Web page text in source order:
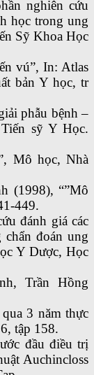
nghiên cứu
học trong ung
Sỹ Khoa Học
vú”, In: Atlas
bản Y học, tr
phẫu bệnh –
sỹ Y Học.
Mô học, Nhà
(1998), “”Mô
449.
đánh giá các
chẩn đoán ung
Y Dược, Học
Trần Hồng
3 năm thực
tập 158.
đầu điều trị
Auchincloss